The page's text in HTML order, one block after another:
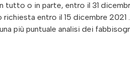
tutto o in parte, entro il 31
richiesta entro il 15 dicembre
più puntuale analisi dei